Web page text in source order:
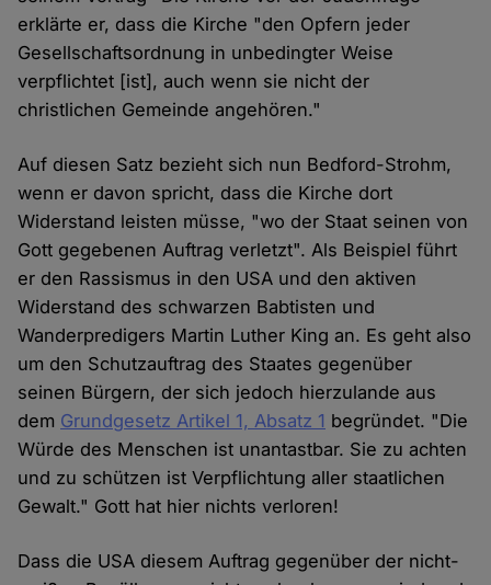
erklärte er, dass die Kirche "den Opfern jeder
Gesellschaftsordnung in unbedingter Weise
verpflichtet [ist], auch wenn sie nicht der
christlichen Gemeinde angehören."
Auf diesen Satz bezieht sich nun Bedford-Strohm,
wenn er davon spricht, dass die Kirche dort
Widerstand leisten müsse, "wo der Staat seinen von
Gott gegebenen Auftrag verletzt". Als Beispiel führt
er den Rassismus in den USA und den aktiven
Widerstand des schwarzen Babtisten und
Wanderpredigers Martin Luther King an. Es geht also
um den Schutzauftrag des Staates gegenüber
seinen Bürgern, der sich jedoch hierzulande aus
dem Grundgesetz Artikel 1, Absatz 1 begründet. "Die
Würde des Menschen ist unantastbar. Sie zu achten
und zu schützen ist Verpflichtung aller staatlichen
Gewalt." Gott hat hier nichts verloren!
Dass die USA diesem Auftrag gegenüber der nicht-